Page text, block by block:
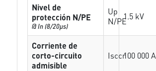
Nivel de
protección N/PE
@ In (8/20µs)
Up
N/PE1.5 kV
Corriente de
corto-circuito
admisible
Isccr100 000 A